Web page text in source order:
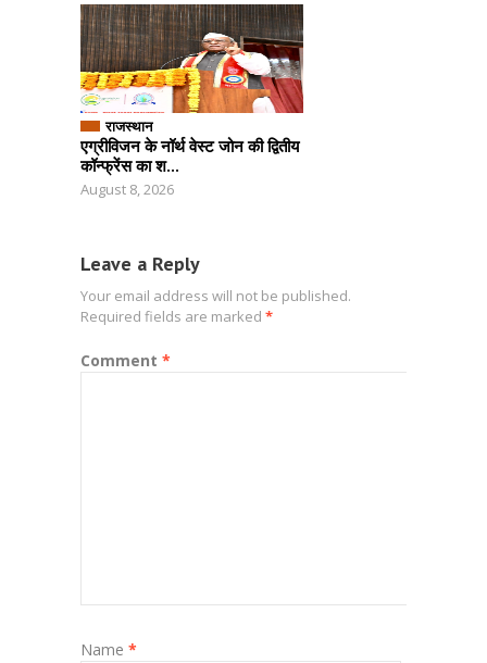
राजस्थान
एग्रीविजन के नॉर्थ वेस्ट जोन की द्वितीय
कॉन्फ्रेंस का श...
August 8, 2026
Leave a Reply
Your email address will not be published.
Required fields are marked *
Comment *
Name *